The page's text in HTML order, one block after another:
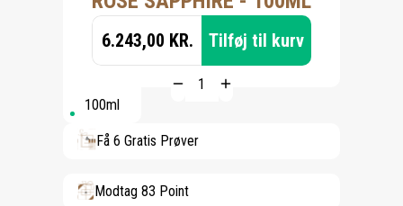
6.243,00 KR. Tilføj til kurv
100ml
Få 6 Gratis Prøver
Modtag 83 Point